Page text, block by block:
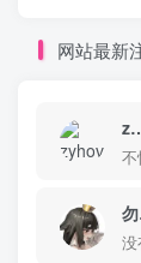
网站最新